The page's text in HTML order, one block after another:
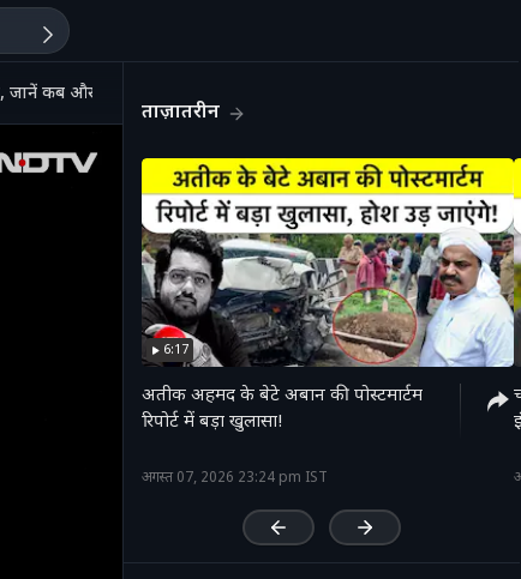
जानें कब और कहां दिखेगा असर
ताज़ातरीन
6:17
अतीक अहमद के बेटे अबान की पोस्टमार्टम
रिपोर्ट में बड़ा खुलासा!
अगस्त 07, 2026 23:24 pm IST